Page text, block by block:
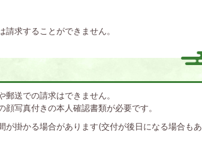
求することができません。
送での請求はできません。
写真付きの本人確認書類が必要です。
が掛かる場合があります(交付が後日になる場合もあ